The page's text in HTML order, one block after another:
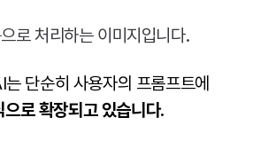
는 단순히 사용자의 프롬프트에
로 확장되고 있습니다.